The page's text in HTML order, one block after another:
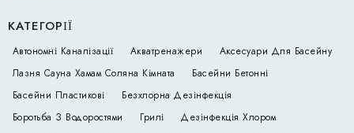
КАТЕГОРІЇ
Автономні Каналізації Акватренажери
Аксесуари Для Басейну
Лазня Сауна Хамам Соляна Кімната
Басейни Бетонні
Басейни Пластикові
Безхлорна Дезінфекція
Боротьба З Водоростями
Грилі
Дезінфекція Хлором